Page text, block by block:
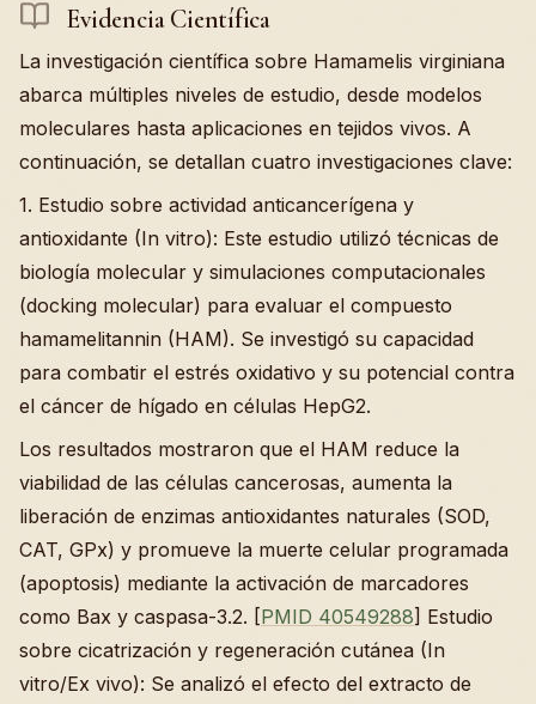
Evidencia Científica
La investigación científica sobre Hamamelis virginiana
abarca múltiples niveles de estudio, desde modelos
moleculares hasta aplicaciones en tejidos vivos. A
continuación, se detallan cuatro investigaciones clave:
1. Estudio sobre actividad anticancerígena y
antioxidante (In vitro): Este estudio utilizó técnicas de
biología molecular y simulaciones computacionales
(docking molecular) para evaluar el compuesto
hamamelitannin (HAM). Se investigó su capacidad
para combatir el estrés oxidativo y su potencial contra
el cáncer de hígado en células HepG2.
Los resultados mostraron que el HAM reduce la
viabilidad de las células cancerosas, aumenta la
liberación de enzimas antioxidantes naturales (SOD,
CAT, GPx) y promueve la muerte celular programada
(apoptosis) mediante la activación de marcadores
como Bax y caspasa-3.2. [PMID 40549288] Estudio
sobre cicatrización y regeneración cutánea (In
vitro/Ex vivo): Se analizó el efecto del extracto de